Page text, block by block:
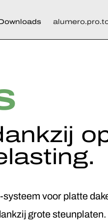
voor platte
grote steunplaten.